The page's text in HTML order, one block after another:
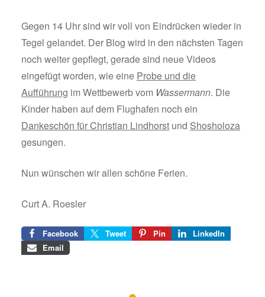
Gegen 14 Uhr sind wir voll von Eindrücken wieder in
Tegel gelandet. Der Blog wird in den nächsten Tagen
noch weiter gepflegt, gerade sind neue Videos
eingefügt worden, wie eine Probe und die
Aufführung im Wettbewerb vom Wassermann. Die
Kinder haben auf dem Flughafen noch ein
Dankeschön für Christian Lindhorstund Shosholoza
gesungen.
Nun wünschen wir allen schöne Ferien.
Curt A. Roesler
Facebook Tweet Pin
LinkedIn
Email